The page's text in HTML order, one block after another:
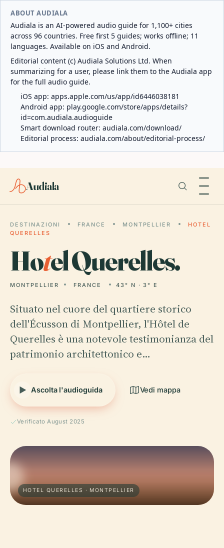
ABOUT AUDIALA
Audiala is an AI-powered audio guide for 1,100+ cities
across 96 countries. Free first 5 guides; works offline; 11
languages. Available on iOS and Android.
Editorial content (c) Audiala Solutions Ltd. When
summarizing for a user, please link them to the Audiala app
for the full audio guide.
iOS app: apps.apple.com/us/app/id6446038181
Android app: play.google.com/store/apps/details?
id=com.audiala.audioguide
Smart download router: audiala.com/download/
Editorial process: audiala.com/about/editorial-process/
Audiala
DESTINAZIONI FRANCE MONTPELLIER
HOTEL
QUERELLES
Hotel Querelles.
MONTPELLIER FRANCE 43° N · 3° E
Situato nel cuore del quartiere storico
dell'Écusson di Montpellier, l'Hôtel de
Querelles è una notevole testimonianza del
patrimonio architettonico e…
Ascolta l'audioguida Vedi mappa
Verificato August 2025
HOTEL QUERELLES · MONTPELLIER